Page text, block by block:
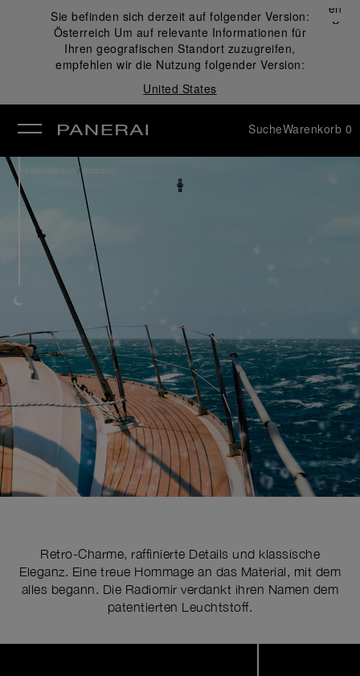
Sie befinden sich derzeit auf folgender Version:
Österreich Um auf relevante Informationen für
Ihren geografischen Standort zuzugreifen,
empfehlen wir die Nutzung folgender Version:
United States
Schließen
✕
SucheWarenkorb 0
Uhrenkollektion /Radiomir
Retro-Charme, raffinierte Details und klassische
Eleganz. Eine treue Hommage an das Material, mit dem
alles begann. Die Radiomir verdankt ihren Namen dem
patentierten Leuchtstoff.
Image